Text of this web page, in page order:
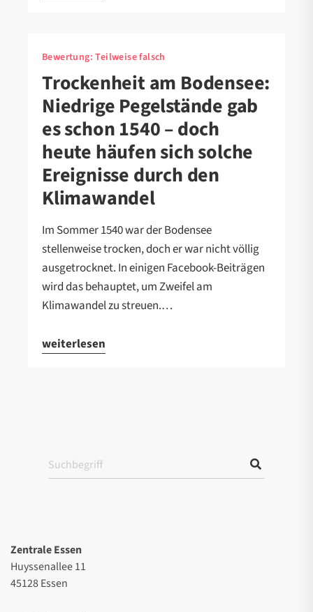
Bewertung:Teilweise falsch
Trockenheit am Bodensee:
Niedrige Pegelstände gab
es schon 1540 – doch
heute häufen sich solche
Ereignisse durch den
Klimawandel
Im Sommer 1540 war der Bodensee
stellenweise trocken, doch er war nicht völlig
ausgetrocknet. In einigen Facebook-Beiträgen
wird das behauptet, um Zweifel am
Klimawandel zu streuen.…
weiterlesen
Zentrale Essen
Huyssenallee 11
45128 Essen